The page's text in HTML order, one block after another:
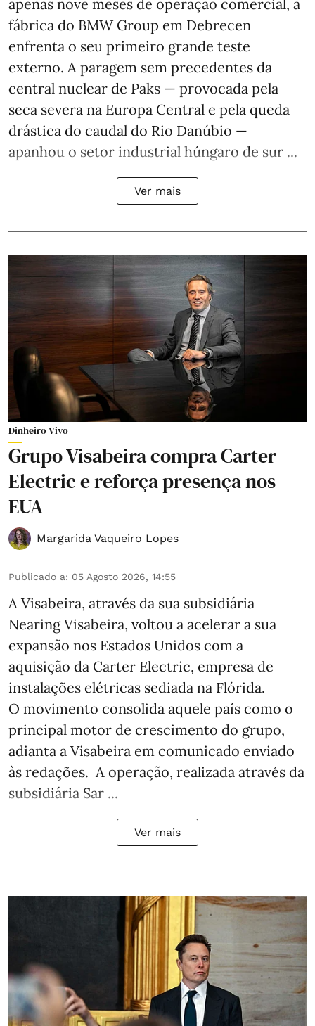
apenas nove meses de operação comercial, a
fábrica do BMW Group em Debrecen
enfrenta o seu primeiro grande teste
externo. A paragem sem precedentes da
central nuclear de Paks — provocada pela
seca severa na Europa Central e pela queda
drástica do caudal do Rio Danúbio —
apanhou o setor industrial húngaro de sur ...
Ver mais
Dinheiro Vivo
Grupo Visabeira compra Carter
Electric e reforça presença nos
EUA
Margarida Vaqueiro Lopes
Publicado a: 05 Agosto 2026, 14:55
A Visabeira, através da sua subsidiária
Nearing Visabeira, voltou a acelerar a sua
expansão nos Estados Unidos com a
aquisição da Carter Electric, empresa de
instalações elétricas sediada na Flórida.
O movimento consolida aquele país como o
principal motor de crescimento do grupo,
adianta a Visabeira em comunicado enviado
às redações. A operação, realizada através da
subsidiária Sar ...
Ver mais